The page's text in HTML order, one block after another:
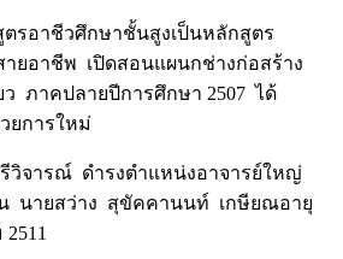
ตรอาชีวศึกษาชั้นสูงเป็นหลักสูตร
ยอาชีพ เปิดสอนแผนกช่างก่อสร้าง
ว ภาคปลายปีการศึกษา 2507 ได้
ยการใหม่
วิจารณ์ ดำรงตำแหน่งอาจารย์ใหญ่
นายสว่าง สุขัคคานนท์ เกษียณอายุ